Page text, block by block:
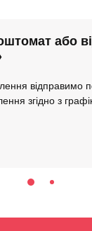
або
відправимо
згідно з